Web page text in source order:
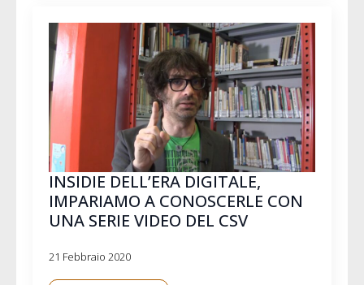
INSIDIE DELL’ERA DIGITALE,
IMPARIAMO A CONOSCERLE CON
UNA SERIE VIDEO DEL CSV
21 Febbraio 2020